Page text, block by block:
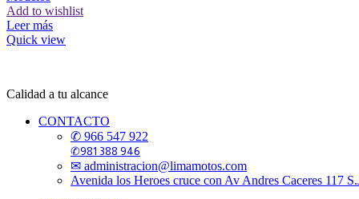
Add to wishlist
Leer más
Quick view
Calidad a tu alcance
CONTACTO
✆ 966 547 922
✆981 388 946
✉ administracion@limamotos.com
Avenida los Heroes cruce con Av Andres Caceres 117